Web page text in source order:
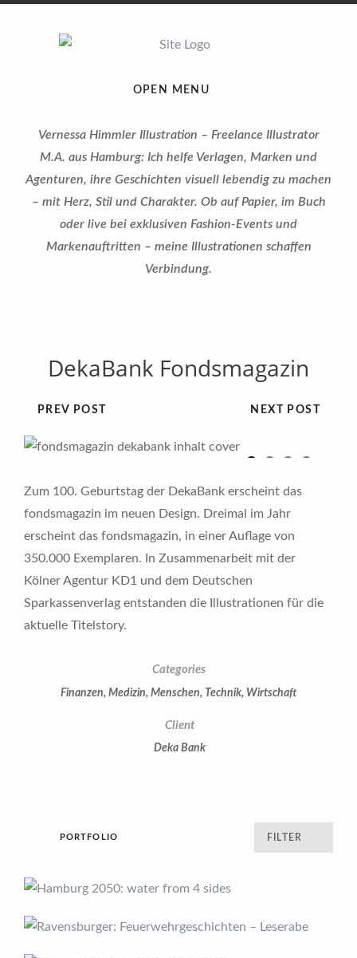
OPEN MENU
Vernessa Himmler Illustration – Freelance Illustrator
M.A. aus Hamburg: Ich helfe Verlagen, Marken und
Agenturen, ihre Geschichten visuell lebendig zu machen
– mit Herz, Stil und Charakter. Ob auf Papier, im Buch
oder live bei exklusiven Fashion-Events und
Markenauftritten – meine Illustrationen schaffen
Verbindung.
DekaBank Fondsmagazin
NEXT POST
PREV POST
Previous
Zum 100. Geburtstag der DekaBank erscheint das
fondsmagazin im neuen Design. Dreimal im Jahr
erscheint das fondsmagazin, in einer Auflage von
350.000 Exemplaren. In Zusammenarbeit mit der
Kölner Agentur KD1 und dem Deutschen
Sparkassenverlag entstanden die Illustrationen für die
aktuelle Titelstory.
Categories
Finanzen, Medizin, Menschen, Technik, Wirtschaft
Client
Deka Bank
PORTFOLIO FILTER